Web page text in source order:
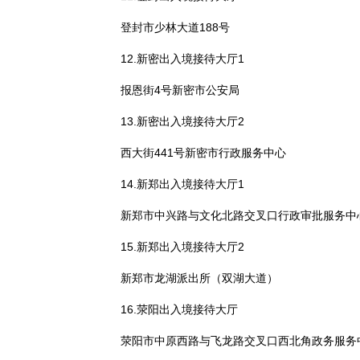
登封市少林大道188号
12.新密出入境接待大厅1
报恩街4号新密市公安局
13.新密出入境接待大厅2
西大街441号新密市行政服务中心
14.新郑出入境接待大厅1
新郑市中兴路与文化北路交叉口行政审批服务中
15.新郑出入境接待大厅2
新郑市龙湖派出所（双湖大道）
16.荥阳出入境接待大厅
荥阳市中原西路与飞龙路交叉口西北角政务服务